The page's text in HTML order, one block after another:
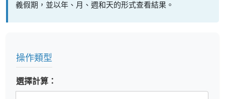
義假期，並以年、月、週和天的形式查看結果。
操作類型
選擇計算：